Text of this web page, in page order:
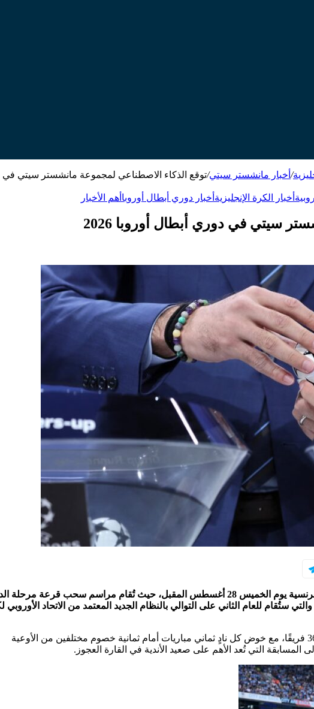
/ أخبار مانشستر سيتي/توقع الذكاء الاصطناعي لمجموعة مانشستر سيتي
أخبار الكرة الإنجليزية أخبار دوري أبطال أوروبا أهم الأخبار
سيتي في دوري أبطال أوروبا 2026
تتجه أنظار عشاق كرة القدم العالمية إلى مدينة موناكو الفرنسية يوم الخميس 28 أغسطس المقبل، حيث تُقام مراسم سحب قرعة
الجديد 2025-2026، والتي ستُقام للعام الثاني على التوالي بالنظام الجديد المعتمد من الاتحاد
ويشهد هذا النظام زيادة عدد الأندية المشاركة من 32 إلى 36 فريقًا، مع خوض كل نادٍ ثماني مباريات أمام ثمانية خصوم مختلفين من الأوعية
المسابقة التي تُعد الأهم على صعيد الأندية في القارة العجوز.